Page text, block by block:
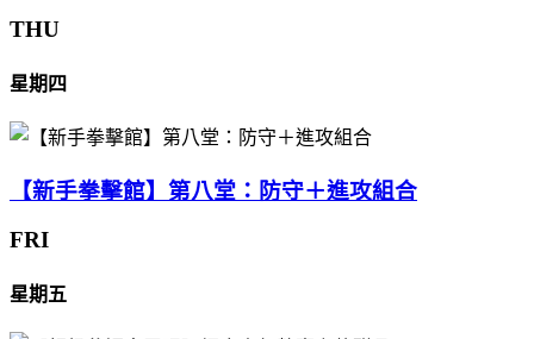
THU
星期四
【新手拳擊館】第八堂：防守＋進攻組合
FRI
星期五